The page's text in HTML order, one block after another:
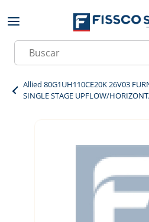
Skip to main content
Site Search
Allied 80G1UH110CE20K 26V03
SINGLE STAGE UPFLOW/